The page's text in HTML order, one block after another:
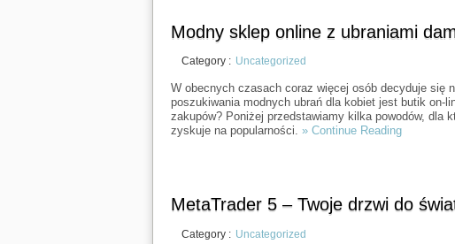
Modny sklep online z ubraniami
Category : Uncategorized
W obecnych czasach coraz więcej osób decyduje się
poszukiwania modnych ubrań dla kobiet jest butik on-
zakupów? Poniżej przedstawiamy kilka powodów, dla
zyskuje na popularności. » Continue Reading
MetaTrader 5 – Twoje drzwi do
Category : Uncategorized